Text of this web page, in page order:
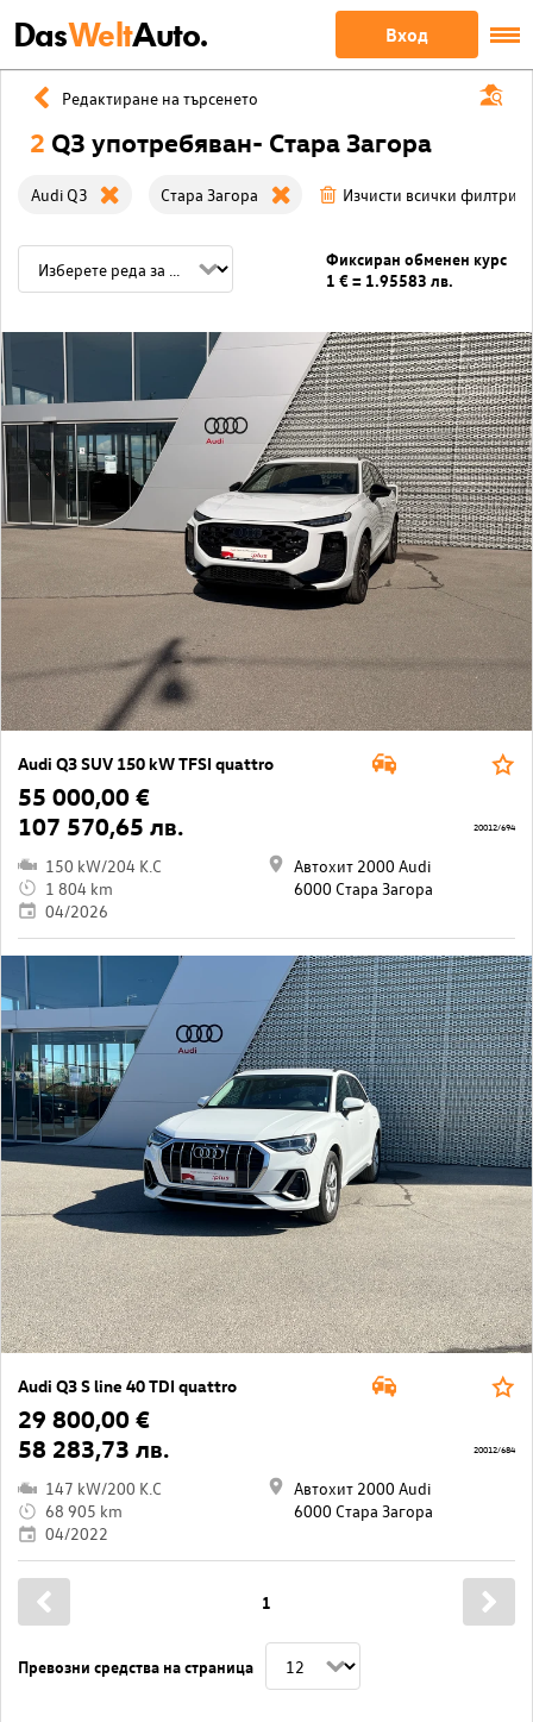
DasWeltAuto. Вход
Редактиране на търсенето
2 Q3 употребяван- Стара Загора
Audi Q3 Стара Загора Изчисти всички филтри
Фиксиран обменен курс
1 € = 1.95583 лв.
Audi Q3 SUV 150 kW TFSI quattro
55 000,00 €
107 570,65 лв.
150 kW/204 K.C
1 804 km
04/2026
Автохит 2000 Audi
6000 Стара Загора
20012/694
Audi Q3 S line 40 TDI quattro
29 800,00 €
58 283,73 лв.
147 kW/200 K.C
68 905 km
04/2022
Автохит 2000 Audi
6000 Стара Загора
20012/684
Превозни средства на страница
1